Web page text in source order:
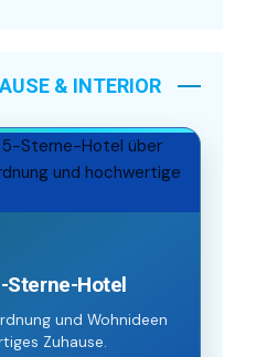
& INTERIOR
Sterne-Hotel
und Wohnideen
Zuhause.